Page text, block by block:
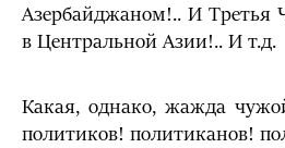
Азербайджаном!.. И Третья
в Центральной Азии!.. И т.д.
Какая, однако, жажда
политиков! политиканов!